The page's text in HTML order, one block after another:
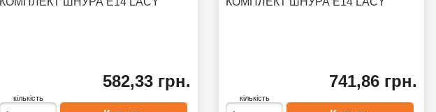
582,33 грн.
кількість
741,86 грн.
кількість